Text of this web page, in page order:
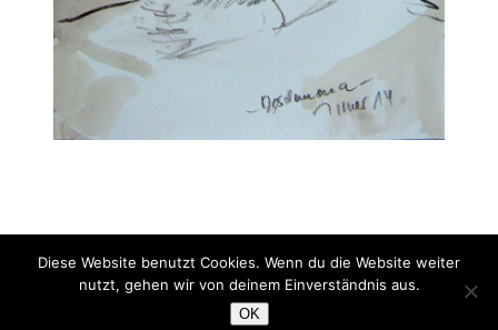
Desdemona
Aquarell
Diese Website benutzt Cookies. Wenn du die Website weiter
nutzt, gehen wir von deinem Einverständnis aus.
OK